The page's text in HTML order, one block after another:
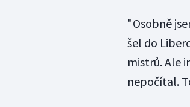
"Osobně
šel do
mistrů. Ale
nepočítal.